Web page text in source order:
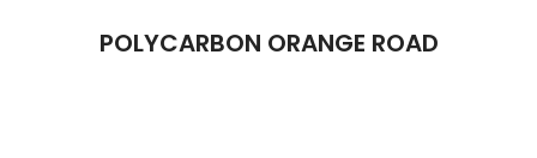
POLYCARBON ORANGE ROAD